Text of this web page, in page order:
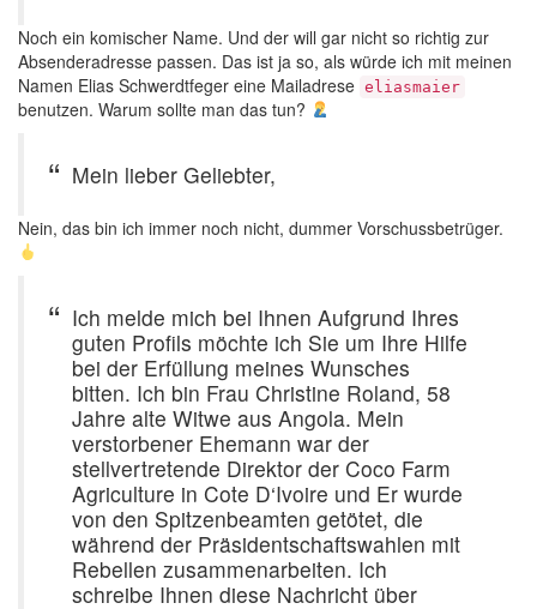
Noch ein komischer Name. Und der will gar nicht so richtig zur
Absenderadresse passen. Das ist ja so, als würde ich mit meinen
Namen Elias Schwerdtfeger eine Mailadrese eliasmaier
benutzen. Warum sollte man das tun?
Mein lieber Geliebter,
Nein, das bin ich immer noch nicht, dummer Vorschussbetrüger.
Ich melde mich bei Ihnen Aufgrund Ihres
guten Profils möchte ich Sie um Ihre Hilfe
bei der Erfüllung meines Wunsches
bitten. Ich bin Frau Christine Roland, 58
Jahre alte Witwe aus Angola. Mein
verstorbener Ehemann war der
stellvertretende Direktor der Coco Farm
Agriculture in Cote D‘Ivoire und Er wurde
von den Spitzenbeamten getötet, die
während der Präsidentschaftswahlen mit
Rebellen zusammenarbeiten. Ich
schreibe Ihnen diese Nachricht über